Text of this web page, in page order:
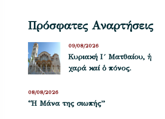
Πρόσφατες Αναρτήσεις
Κυριακή Ι´ Ματθαίου, ἡ
χαρά καί ὁ πόνος.
09/08/2026
“Η Μάνα της σιωπής”
08/08/2026